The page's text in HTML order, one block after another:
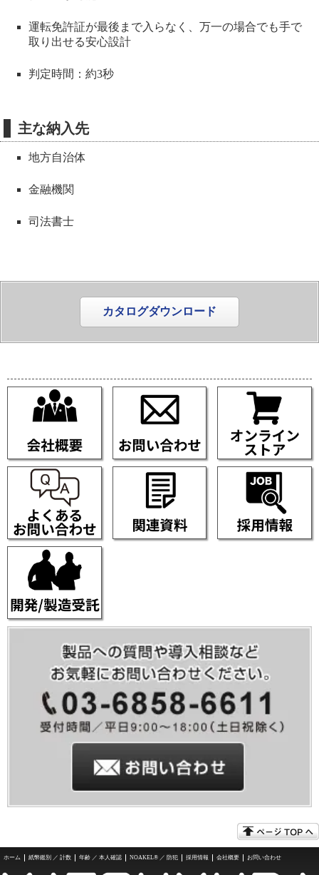
運転免許証が最後まで入らなく、万一の場合でも手で
取り出せる安心設計
判定時間：約3秒
主な納入先
地方自治体
金融機関
司法書士
カタログダウンロード
ホーム 紙幣鑑別 ／ 計数 年齢 ／ 本人確認 NOAKEL® ／ 防犯 採用情報 会社概要 お問い合わせ